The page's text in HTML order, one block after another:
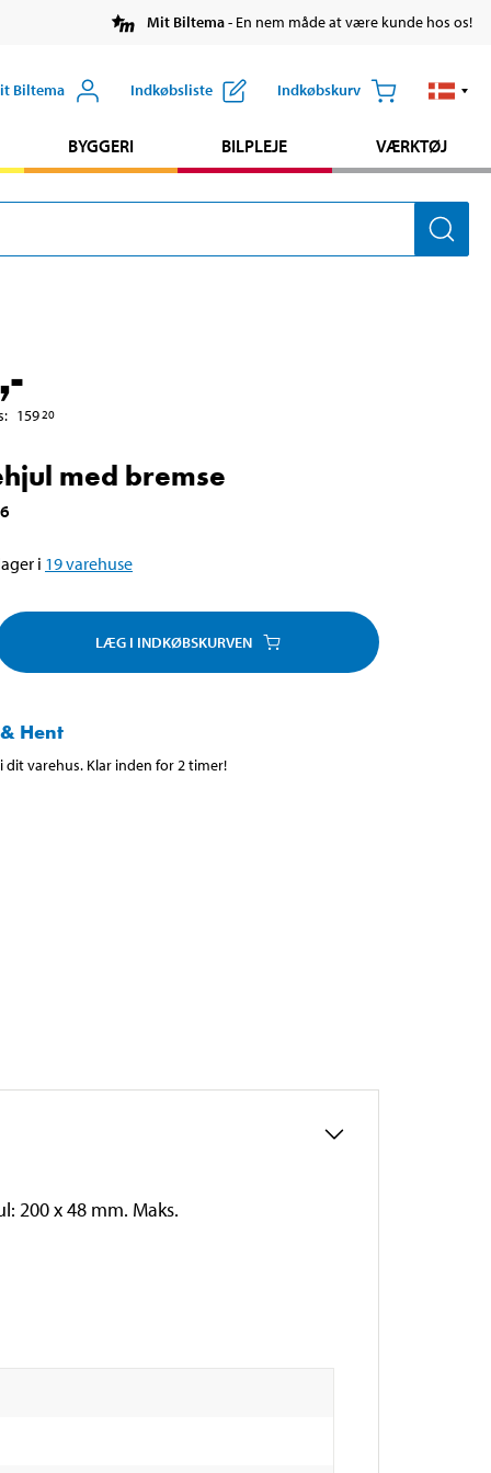
Mit Biltema- En nem måde at være kunde hos os!
Biltema Indkøbsliste Indkøbskurv
BYGGERI BILPLEJE VÆRKTØJ
,-
: 159 20
med bremse
i 19varehuse
LÆG I INDKØBSKURVEN
Hent
dit varehus. Klar inden for 2 timer!
200 x 48 mm. Maks.